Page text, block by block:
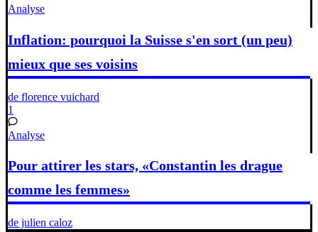
Analyse
Inflation: pourquoi la Suisse s'en sort (un peu)
mieux que ses voisins
de florence vuichard
1
Analyse
Pour attirer les stars, «Constantin les drague
comme les femmes»
de julien caloz